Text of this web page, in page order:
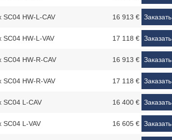
SC04 HW-L-CAV 16 913 € Заказать
SC04 HW-L-VAV 17 118 € Заказать
SC04 HW-R-CAV 16 913 € Заказать
SC04 HW-R-VAV 17 118 € Заказать
SC04 L-CAV 16 400 € Заказать
SC04 L-VAV 16 605 € Заказать